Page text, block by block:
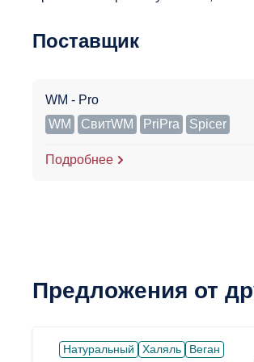
Поставщик
WM - Pro
WM
СвитWM PriPra Spicer
Подробнее
Предложения от
Натуральный Халяль Веган